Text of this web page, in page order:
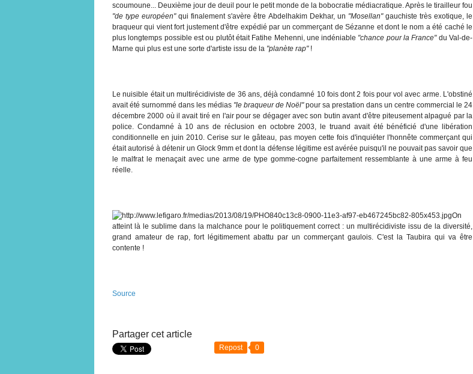
scoumoune... Deuxième jour de deuil pour le petit monde de la bobocratie médiacratique. Après le tirailleur fou
"de type européen"qui finalement s'avère être Abdelhakim Dekhar, un "Mosellan"gauchiste très exotique, le
braqueur qui vient fort justement d'être expédié par un commerçant de Sézanne et dont le nom a été caché le
plus longtemps possible est ou plutôt était Fatihe Mehenni, une indéniable "chance pour la France"du Val-de-
Marne qui plus est une sorte d'artiste issu de la "planète rap"!
Le nuisible était un multirécidiviste de 36 ans, déjà condamné 10 fois dont 2 fois pour vol avec arme. L'obstiné
avait été surnommé dans les médias "le braqueur de Noël"pour sa prestation dans un centre commercial le 24
décembre 2000 où il avait tiré en l'air pour se dégager avec son butin avant d'être piteusement alpagué par la
police. Condamné à 10 ans de réclusion en octobre 2003, le truand avait été bénéficié d'une libération
conditionnelle en juin 2010. Cerise sur le gâteau, pas moyen cette fois d'inquiéter l'honnête commerçant qui
était autorisé à détenir un Glock 9mm et dont la défense légitime est avérée puisqu'il ne pouvait pas savoir que
le malfrat le menaçait avec une arme de type gomme-cogne parfaitement ressemblante à une arme à feu
réelle.
On
atteint là le sublime dans la malchance pour le politiquement correct : un multirécidiviste issu de la diversité,
grand amateur de rap, fort légitimement abattu par un commerçant gaulois. C'est la Taubira qui va être
contente !
Source
Partager cet article
Repost 0